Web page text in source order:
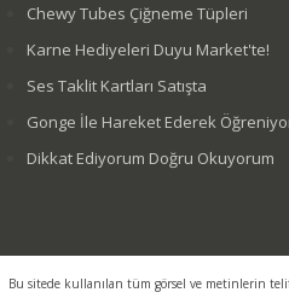
Chewy Tubes Çiğneme Tüpleri
Karne Hediyeleri Duyu Market'te!
Ses Taklit Kartları Satışta
Gonge İle Hareket Ederek
Dikkat Ediyorum Doğru Okuyorum
Bu sitede kullanılan tüm görsel ve metinlerin